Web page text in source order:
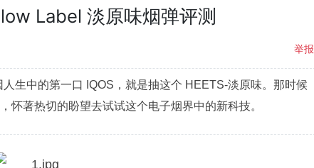
Label 淡原味烟弹评测
举报
生中的第一口 IQOS，就是抽这个 HEETS-淡原味。那时候
怀著热切的盼望去试试这个电子烟界中的新科技。